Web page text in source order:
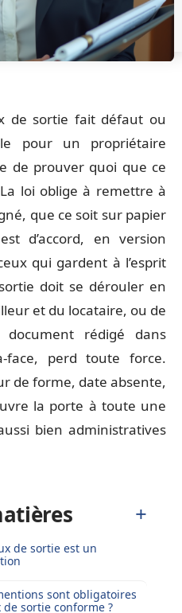
de sortie fait défaut ou
pour un propriétaire
de prouver quoi que ce
loi oblige à remettre à
que ce soit sur papier
d’accord, en version
qui gardent à l’esprit
doit se dérouler en
et du locataire, ou de
rédigé dans
face, perd toute force.
de forme, date absente,
la porte à toute une
bien administratives
de sortie est un
sont obligatoires
sortie conforme ?